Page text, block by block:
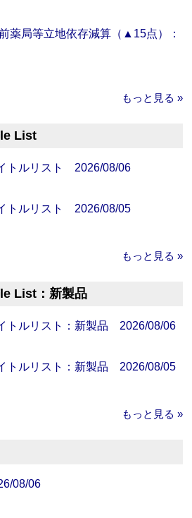
薬局等立地依存減算（▲15点）：
もっと見る »
List
トルリスト 2026/08/06
トルリスト 2026/08/05
もっと見る »
List：新製品
トルリスト：新製品 2026/08/06
トルリスト：新製品 2026/08/05
もっと見る »
08/06